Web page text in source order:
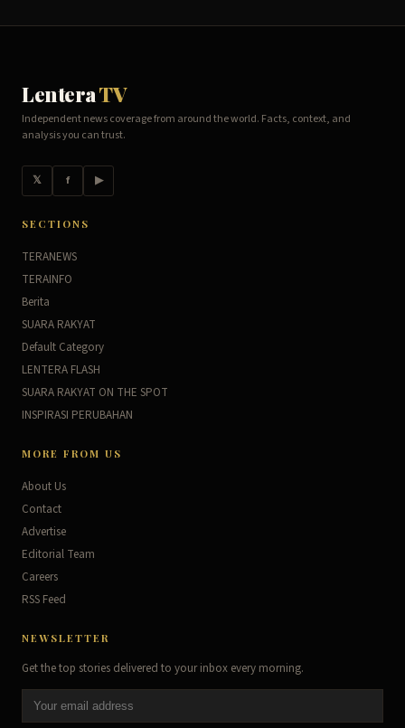
LenteraTV
Independent news coverage from around the world. Facts, context, and
analysis you can trust.
𝕏 f ▶
SECTIONS
TERANEWS
TERAINFO
Berita
SUARA RAKYAT
Default Category
LENTERA FLASH
SUARA RAKYAT ON THE SPOT
INSPIRASI PERUBAHAN
MORE FROM US
About Us
Contact
Advertise
Editorial Team
Careers
RSS Feed
NEWSLETTER
Get the top stories delivered to your inbox every morning.